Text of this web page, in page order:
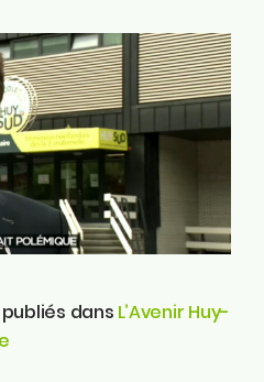
publiés dans L’Avenir Huy-